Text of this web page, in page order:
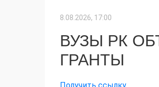
8.08.2026, 17:00
ВУЗЫ РК
ГРАНТЫ
Получить ссылку